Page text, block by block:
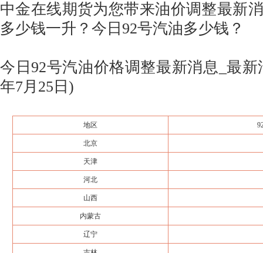
中金在线期货为您带来油价调整最新
多少钱一升？今日92号汽油多少钱？
今日92号汽油价格调整最新消息_最新
年7月25日)
地区
北京
天津
河北
山西
内蒙古
辽宁